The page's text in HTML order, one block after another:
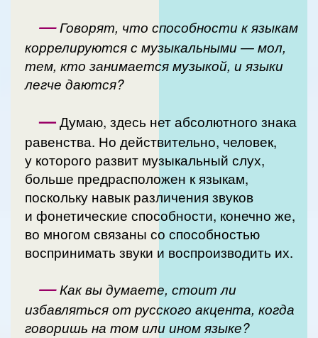
—Говорят, что способности к языкам
коррелируются с музыкальными — мол,
тем, кто занимается музыкой, и языки
легче даются?
—Думаю, здесь нет абсолютного знака
равенства. Но действительно, человек,
у которого развит музыкальный слух,
больше предрасположен к языкам,
поскольку навык различения звуков
и фонетические способности, конечно же,
во многом связаны со способностью
воспринимать звуки и воспроизводить их.
—Как вы думаете, стоит ли
избавляться от русского акцента, когда
говоришь на том или ином языке?